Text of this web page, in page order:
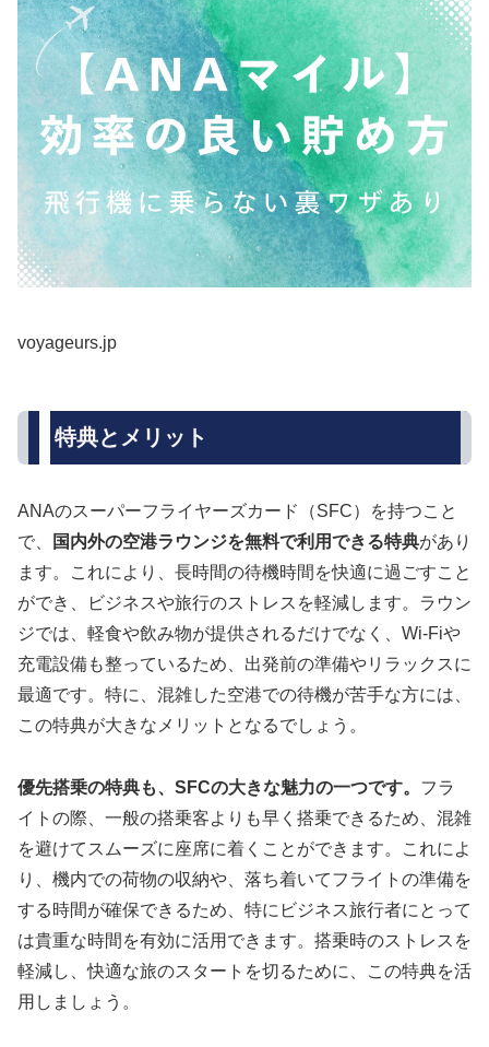
voyageurs.jp
特典とメリット
ANAのスーパーフライヤーズカード（SFC）を持つこと
で、
国内外の空港ラウンジを無料で利用できる特典があり
ます。これにより、長時間の待機時間を快適に過ごすこと
ができ、ビジネスや旅行のストレスを軽減します。ラウン
ジでは、軽食や飲み物が提供されるだけでなく、Wi-Fiや
充電設備も整っているため、出発前の準備やリラックスに
最適です。特に、混雑した空港での待機が苦手な方には、
この特典が大きなメリットとなるでしょう。
優先搭乗の特典も、SFCの大きな魅力の一つです。 フラ
イトの際、一般の搭乗客よりも早く搭乗できるため、混雑
を避けてスムーズに座席に着くことができます。これによ
り、機内での荷物の収納や、落ち着いてフライトの準備を
する時間が確保できるため、特にビジネス旅行者にとって
は貴重な時間を有効に活用できます。搭乗時のストレスを
軽減し、快適な旅のスタートを切るために、この特典を活
用しましょう。